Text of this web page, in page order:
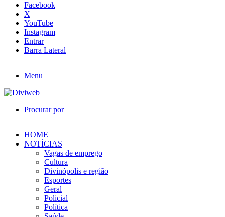
Facebook
X
YouTube
Instagram
Entrar
Barra Lateral
Menu
Procurar por
HOME
NOTÍCIAS
Vagas de emprego
Cultura
Divinópolis e região
Esportes
Geral
Policial
Política